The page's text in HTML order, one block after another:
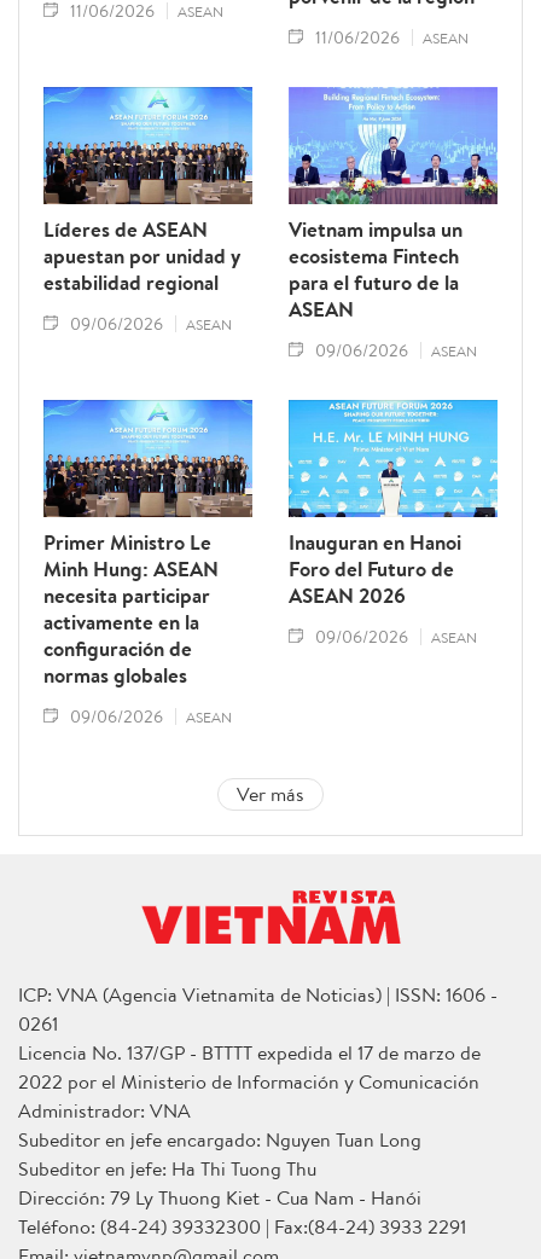
11/06/2026 ASEAN
11/06/2026 ASEAN
Líderes de ASEAN
apuestan por unidad y
estabilidad regional
09/06/2026 ASEAN
Vietnam impulsa un
ecosistema Fintech
para el futuro de la
ASEAN
09/06/2026 ASEAN
Primer Ministro Le
Minh Hung: ASEAN
necesita participar
activamente en la
configuración de
normas globales
09/06/2026 ASEAN
Inauguran en Hanoi
Foro del Futuro de
ASEAN 2026
09/06/2026 ASEAN
Ver más
ICP: VNA (Agencia Vietnamita de Noticias) | ISSN: 1606 -
0261
Licencia No. 137/GP - BTTTT expedida el 17 de marzo de
2022 por el Ministerio de Información y Comunicación
Administrador: VNA
Subeditor en jefe encargado: Nguyen Tuan Long
Subeditor en jefe: Ha Thi Tuong Thu
Dirección: 79 Ly Thuong Kiet - Cua Nam - Hanói
Teléfono: (84-24) 39332300 | Fax:(84-24) 3933 2291